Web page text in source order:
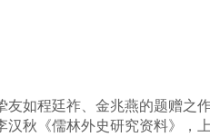
如程廷祚、金兆燕的题赠之
秋《儒林外史研究资料》，